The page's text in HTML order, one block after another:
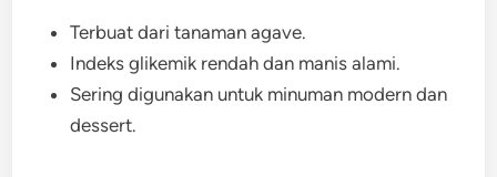
Terbuat dari tanaman agave.
Indeks glikemik rendah dan manis alami.
Sering digunakan untuk minuman modern dan
dessert.